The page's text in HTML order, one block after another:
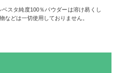
スタ純度100％パウダーは溶け易くし
などは一切使用しておりません。